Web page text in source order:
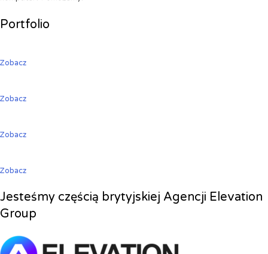
Portfolio
Zobacz
Zobacz
Zobacz
Zobacz
Jesteśmy częścią brytyjskiej Agencji Elevation
Group